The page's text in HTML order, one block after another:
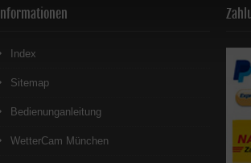
Informationen
Index
Sitemap
Bedienunganleitung
WetterCam München